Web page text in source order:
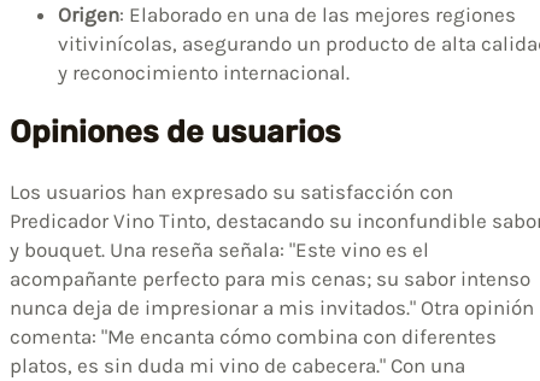
Origen: Elaborado en una de las mejores regiones
vitivinícolas, asegurando un producto de alta
y reconocimiento internacional.
Opiniones de usuarios
Los usuarios han expresado su satisfacción con
Predicador Vino Tinto, destacando su inconfundible
y bouquet. Una reseña señala: "Este vino es el
acompañante perfecto para mis cenas; su sabor intenso
nunca deja de impresionar a mis invitados." Otra opinión
comenta: "Me encanta cómo combina con diferentes
platos, es sin duda mi vino de cabecera." Con una